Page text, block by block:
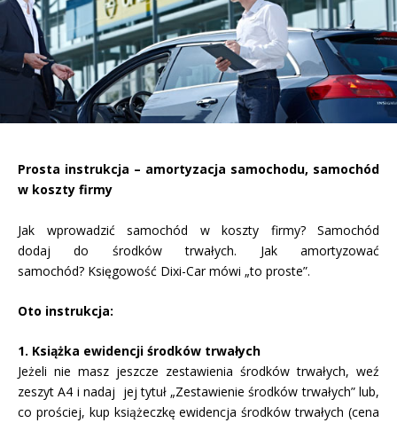
Prosta instrukcja – amortyzacja samochodu, samochód
w koszty firmy
Jak wprowadzić samochód w koszty firmy? Samochód
dodaj do środków trwałych. Jak amortyzować
samochód? Księgowość Dixi-Car mówi „to proste”.
Oto instrukcja:
1. Książka ewidencji środków trwałych
Jeżeli nie masz jeszcze zestawienia środków trwałych, weź
zeszyt A4 i nadaj jej tytuł „Zestawienie środków trwałych” lub,
co prościej, kup książeczkę ewidencja środków trwałych (cena